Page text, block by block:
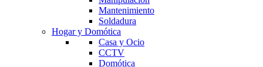
Mantenimiento
Soldadura
Hogar y Domótica
Casa y Ocio
CCTV
Domótica